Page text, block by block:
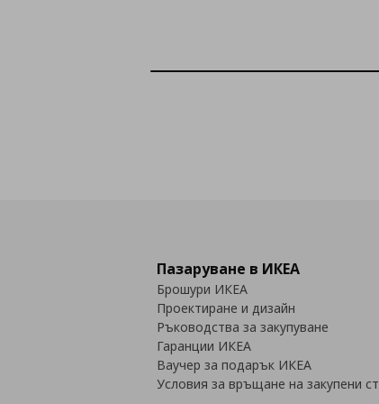
Пазаруване в ИКЕА
Брошури ИКЕА
Проектиране и дизайн
Ръководства за закупуване
Гаранции ИКЕА
Ваучер за подарък ИКЕА
Условия за връщане на закупени